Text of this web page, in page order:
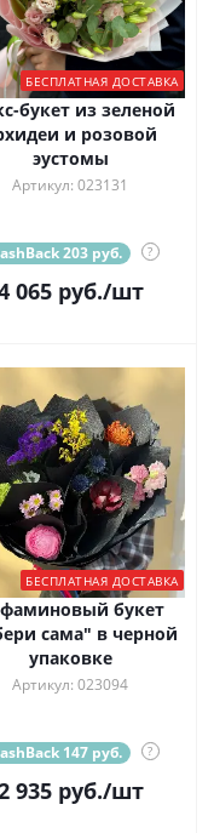
БЕСПЛАТНАЯ ДОСТАВКА
букет из зеленой
и розовой
эустомы
Артикул: 023131
203 руб. ?
065руб./шт
БЕСПЛАТНАЯ ДОСТАВКА
букет
сама" в черной
упаковке
Артикул: 023094
147 руб. ?
935руб./шт